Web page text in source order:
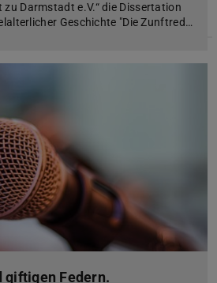
Darmstadt e.V.“ die Dissertation
Geschichte "Die Zunftred…
giftigen Federn.